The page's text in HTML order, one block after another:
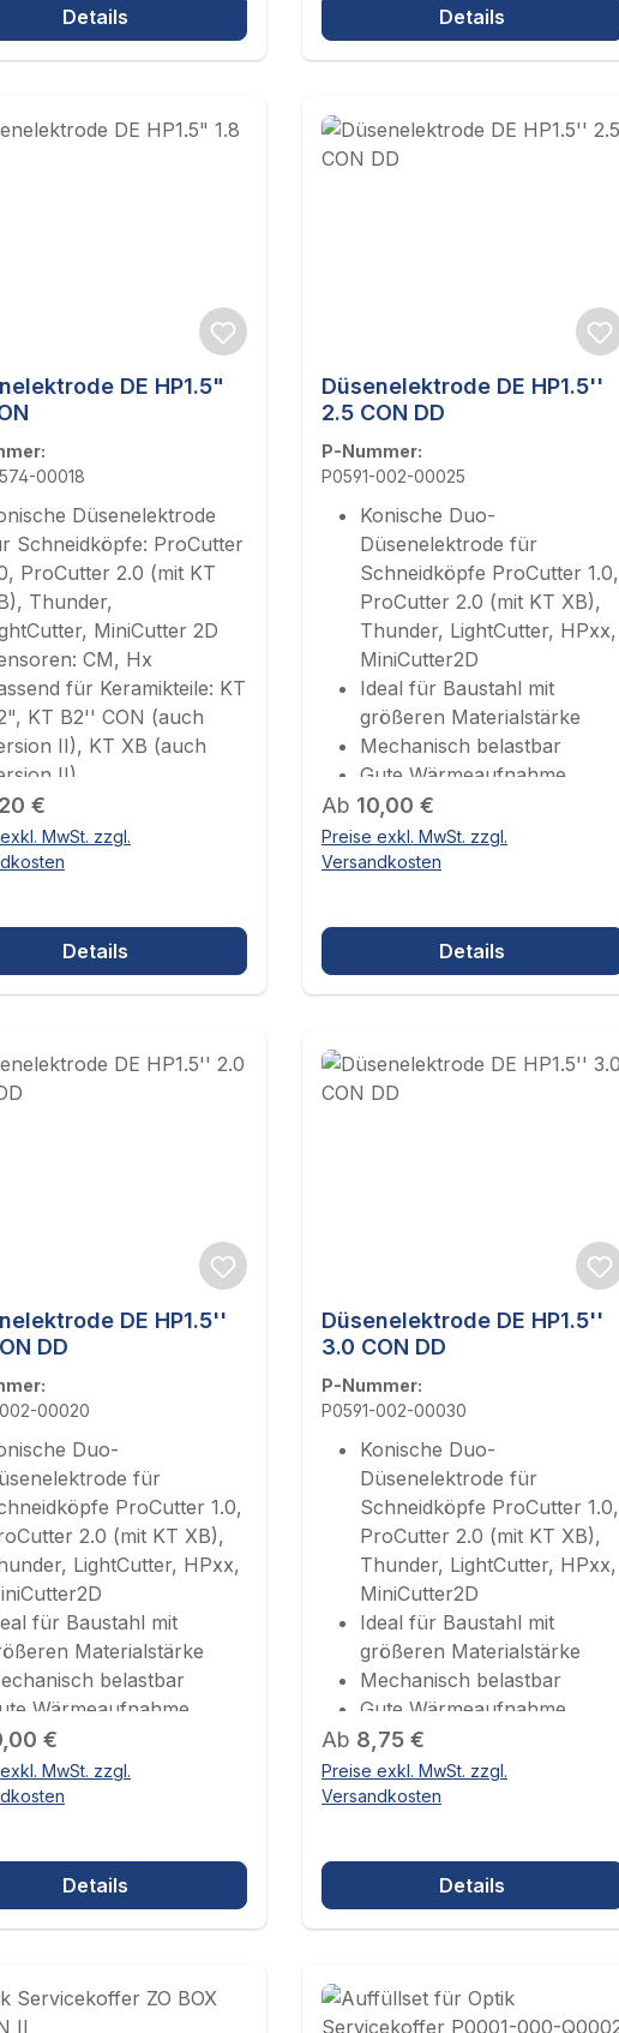
Details Details
DE HP1.5"
00018
Düsenelektrode
Schneidköpfe: ProCutter
ProCutter 2.0 (mit KT
Thunder,
MiniCutter 2D
CM, Hx
für Keramikteile: KT
KT B2'' CON (auch
II), KT XB (auch
II)
1,8 mm
Preis:
€
MwSt. zzgl.
Details
Düsenelektrode DE HP1.5''
2.5 CON DD
P-Nummer:
P0591-002-00025
Konische Duo-
Düsenelektrode für
Schneidköpfe ProCutter 1.0,
ProCutter 2.0 (mit KT XB),
Thunder, LightCutter, HPxx,
MiniCutter2D
Ideal für Baustahl mit
größeren Materialstärke
Mechanisch belastbar
Gute Wärmeaufnahme
Durchmesser 2,5 mm
Regulärer Preis:
Ab 10,00 €
Preise exkl. MwSt. zzgl.
Versandkosten
Details
DE HP1.5''
DD
00020
Duo-
für
ProCutter 1.0,
2.0 (mit KT XB),
LightCutter, HPxx,
für Baustahl mit
Materialstärke
belastbar
Wärmeaufnahme
2,0 mm
Preis:
€
MwSt. zzgl.
Details
Düsenelektrode DE HP1.5''
3.0 CON DD
P-Nummer:
P0591-002-00030
Konische Duo-
Düsenelektrode für
Schneidköpfe ProCutter 1.0,
ProCutter 2.0 (mit KT XB),
Thunder, LightCutter, HPxx,
MiniCutter2D
Ideal für Baustahl mit
größeren Materialstärke
Mechanisch belastbar
Gute Wärmeaufnahme
Durchmesser 3,0 mm
Regulärer Preis:
Ab 8,75 €
Preise exkl. MwSt. zzgl.
Versandkosten
Details